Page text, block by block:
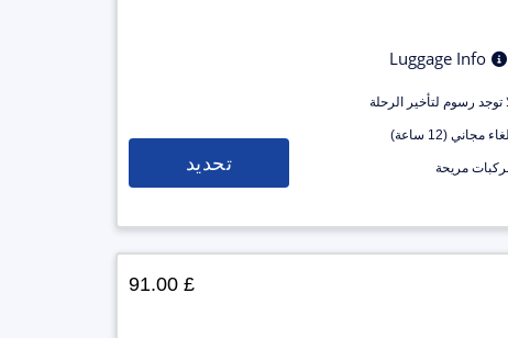
Luggage Info
توجد رسوم لتأخير الرحلة
إلغاء مجاني (12 ساعة)
مريحة تحديد
£ 91.00